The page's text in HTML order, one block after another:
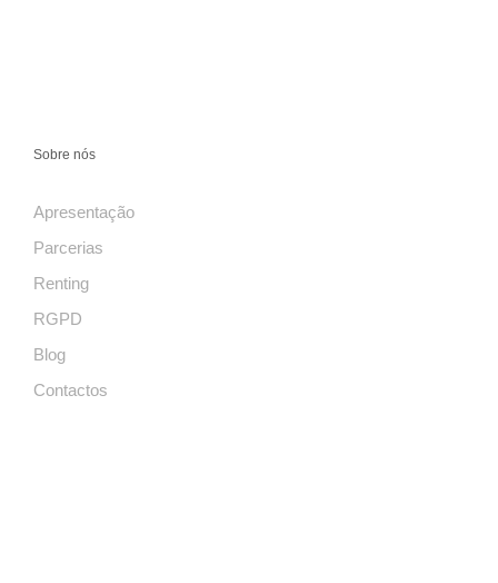
Sobre nós
Apresentação
Parcerias
Renting
RGPD
Blog
Contactos